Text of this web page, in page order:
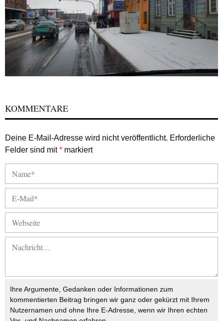
KOMMENTARE
Deine E-Mail-Adresse wird nicht veröffentlicht. Erforderliche
Felder sind mit* markiert
Ihre Argumente, Gedanken oder Informationen zum
kommentierten Beitrag bringen wir ganz oder gekürzt mit Ihrem
Nutzernamen und ohne Ihre E-Adresse, wenn wir Ihren echten